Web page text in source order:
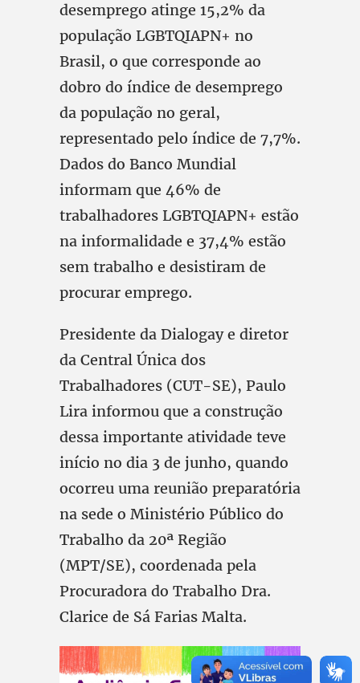
desemprego atinge 15,2% da
população LGBTQIAPN+ no
Brasil, o que corresponde ao
dobro do índice de desemprego
da população no geral,
representado pelo índice de 7,7%.
Dados do Banco Mundial
informam que 46% de
trabalhadores LGBTQIAPN+ estão
na informalidade e 37,4% estão
sem trabalho e desistiram de
procurar emprego.
Presidente da Dialogay e diretor
da Central Única dos
Trabalhadores (CUT-SE), Paulo
Lira informou que a construção
dessa importante atividade teve
início no dia 3 de junho, quando
ocorreu uma reunião preparatória
na sede o Ministério Público do
Trabalho da 20ª Região
(MPT/SE), coordenada pela
Procuradora do Trabalho Dra.
Clarice de Sá Farias Malta.